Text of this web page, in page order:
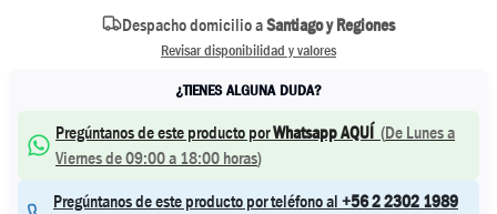
Despacho domicilio aSantiago y Regiones
Revisar disponibilidad y valores
¿TIENES ALGUNA DUDA?
Pregúntanos de este producto porWhatsapp AQUÍ (De Lunes a
Viernes de 09:00 a 18:00 horas)
Pregúntanos de este producto por teléfono al+56 2 2302 1989